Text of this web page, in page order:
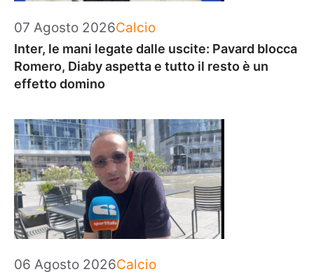
07 Agosto 2026Categorie
Calcio
Inter, le mani legate dalle uscite: Pavard blocca
Romero, Diaby aspetta e tutto il resto è un
effetto domino
06 Agosto 2026Categorie
Calcio